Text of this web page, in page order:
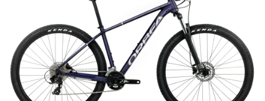
p
o
r